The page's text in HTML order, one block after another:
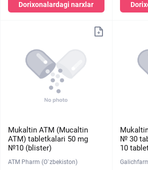
Dorixonalardagi narxlar
Mukaltin ATM (Mucaltin
ATM) tabletkalari 50 mg
№10 (blister)
ATM Pharm (O`zbekiston)
№ 30
10